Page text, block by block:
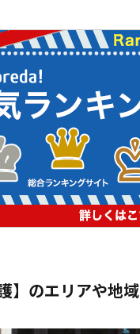
】のエリアや地域